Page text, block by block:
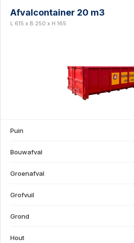
Afvalcontainer 20 m3
L 615 x B 250 x H 165
Puin
Bouwafval
Groenafval
Grofvuil
Grond
Hout